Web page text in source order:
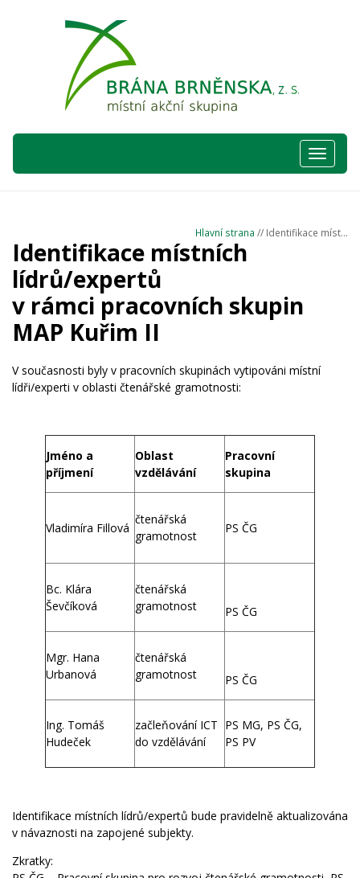
Hlavní
nabídka
Hlavní strana // Identifikace míst...
Identifikace místních
lídrů/expertů
v rámci pracovních skupin
MAP Kuřim II
V současnosti byly v pracovních skupinách vytipováni místní
lídři/experti v oblasti čtenářské gramotnosti:
Jméno a
příjmení
Oblast
vzdělávání
Pracovní
skupina
Vladimíra Fillová
čtenářská
gramotnost
PS ČG
Bc. Klára
Ševčíková
čtenářská
gramotnost
PS ČG
Mgr. Hana
Urbanová
čtenářská
gramotnost
PS ČG
Ing. Tomáš
Hudeček
začleňování ICT
do vzdělávání
PS MG, PS ČG,
PS PV
Identifikace místních lídrů/expertů bude pravidelně aktualizována
v návaznosti na zapojené subjekty.
Zkratky: